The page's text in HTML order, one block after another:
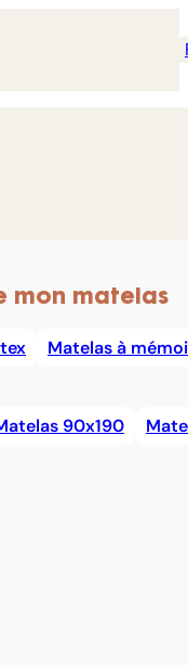
mon matelas
Matelas à
90x190